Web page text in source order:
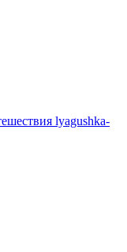
lyagushka-